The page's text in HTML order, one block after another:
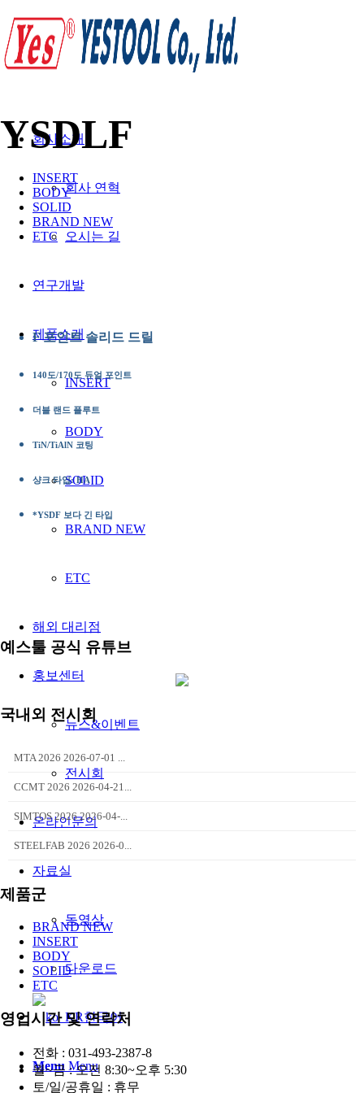
회사소개
회사 연혁
오시는 길
연구개발
제품소개
INSERT
BODY
SOLID
BRAND NEW
ETC
해외 대리점
홍보센터
뉴스&이벤트
전시회
온라인문의
자료실
동영상
다운로드
한국어
Menu Menu
YSDLF
INSERT
BODY
SOLID
BRAND NEW
ETC
F 포인트 솔리드 드릴
140도/170도 듀얼 포인트
더블 랜드 플루트
TiN/TiAlN 코팅
샹크 타입: HA
*YSDF 보다 긴 타입
예스툴 공식 유튜브
국내외 전시회
MTA 2026 2026-07-01 ...
CCMT 2026 2026-04-21...
SIMTOS 2026 2026-04-...
STEELFAB 2026 2026-0...
제품군
BRAND NEW
INSERT
BODY
SOLID
ETC
영업시간 및 연락처
전화 : 031-493-2387-8
월~금 : 오전 8:30~오후 5:30
토/일/공휴일 : 휴무